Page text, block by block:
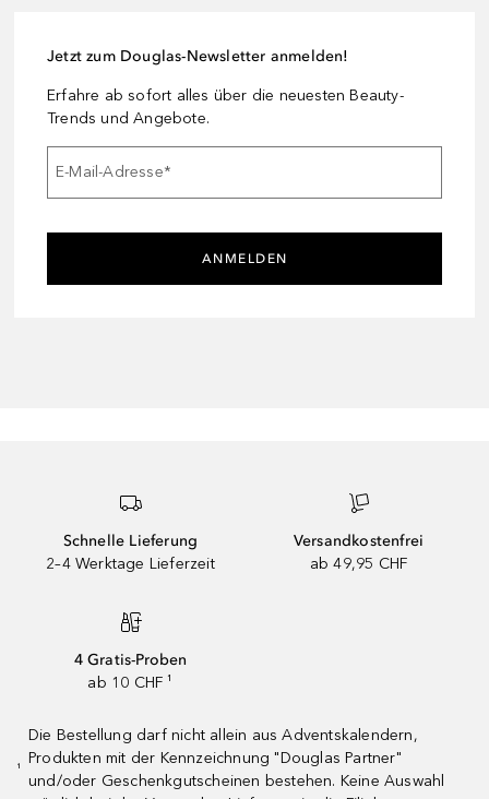
Jetzt zum Douglas-Newsletter anmelden!
Erfahre ab sofort alles über die neuesten Beauty-
Trends und Angebote.
E-Mail-Adresse*
ANMELDEN
Schnelle Lieferung
2–4 Werktage Lieferzeit
Versandkostenfrei
ab 49,95 CHF
4 Gratis-Proben
ab 10 CHF ¹
¹
Die Bestellung darf nicht allein aus Adventskalendern,
Produkten mit der Kennzeichnung "Douglas Partner"
und/oder Geschenkgutscheinen bestehen. Keine Auswahl